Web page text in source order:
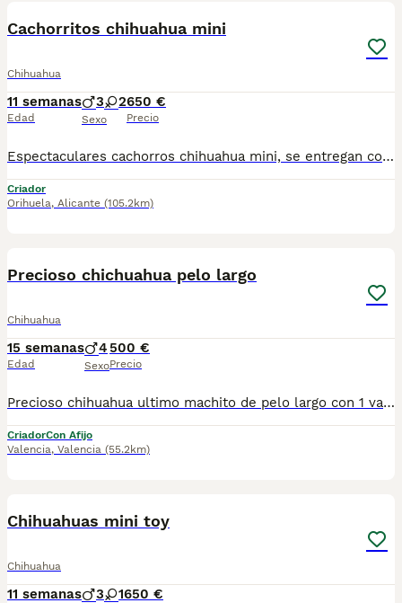
Cachorritos chihuahua mini
Chihuahua
11 semanas
Edad
3 2
Sexo
650 €
Precio
Espectaculares cachorros chihuahua mini, se entregan con vacuna ,cartilla, desparasitación y garantía ....machos 650 hembras 750 CENTRO canino los Sinsola Tel 620 14 08 08 Angel
Criador
Orihuela, Alicante (105.2km)
Precioso chichuahua pelo largo
Chihuahua
15 semanas
Edad
4
Sexo
500 €
Precio
Precioso chihuahua ultimo machito de pelo largo con 1 vacunas y desparasitacion Criado en ambiente familiar
CriadorCon Afijo
Valencia, Valencia (55.2km)
Chihuahuas mini toy
Chihuahua
11 semanas 3 1650 €